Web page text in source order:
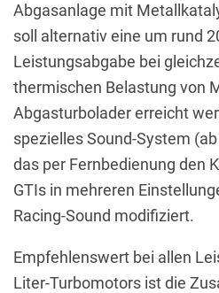
Abgasanlage mit
soll alternativ eine um rund
Leistungsabgabe bei
thermischen Belastung von
Abgasturbolader erreicht
spezielles Sound-System
das per Fernbedienung den
GTIs in mehreren
Racing-Sound modifiziert.
Empfehlenswert bei allen
Liter-Turbomotors ist die